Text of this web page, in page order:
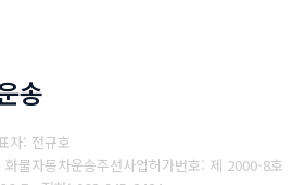
송
자: 전규호
화물자동차운송주선사업허가번호: 제 2000-8호